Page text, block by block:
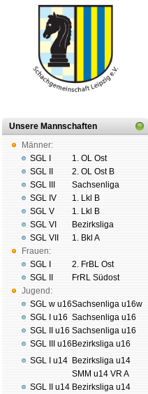
Unsere Mannschaften
Männer:
SGL I
SGL II
SGL III
SGL IV
SGL V
SGL VI
SGL VII
Frauen:
SGL I
SGL II
Jugend:
SGL w u16
SGL I u16
SGL II u16
SGL III u16
SGL I u14
SGL II u14
1. OL Ost
2. OL Ost B
Sachsenliga
1. Lkl B
1. Lkl B
Bezirksliga
1. Bkl A
2. FrBL Ost
FrRL Südost
Sachsenliga u16w
Sachsenliga u16
Sachsenliga u16
Bezirksliga u16
Bezirksliga u14
SMM u14 VR A
Bezirksliga u14